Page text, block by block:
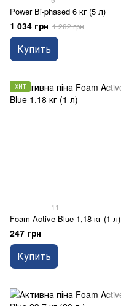
Power Bi-phased 6 кг (5 л)
1 034 грн 1 282 грн
Купить
ХИТ
11
Foam Active Blue 1,18 кг (1 л)
247 грн
Купить